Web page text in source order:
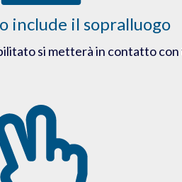
include il sopralluogo
si metterà in contatto con